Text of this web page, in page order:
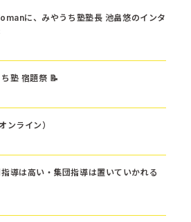
に、みやうち塾塾長 池畠悠のインタ
塾 宿題祭 📝
ンライン）
導は高い・集団指導は置いていかれる